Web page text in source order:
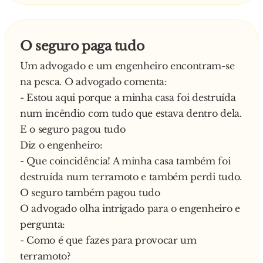
- “Sua mula estava muito mal e eu tive que a
abater. E o senhor, como é que se está a sentir?”
- Aí eu pensei bem e disse: … Eu?… Eu estou
óptimo! (Ia dizer o quê? Que estava mal, não?)
O seguro paga tudo
Um advogado e um engenheiro encontram-se
na pesca. O advogado comenta:
- Estou aqui porque a minha casa foi destruída
num incêndio com tudo que estava dentro dela.
E o seguro pagou tudo
Diz o engenheiro:
- Que coincidência! A minha casa também foi
destruída num terramoto e também perdi tudo.
O seguro também pagou tudo
O advogado olha intrigado para o engenheiro e
pergunta:
- Como é que fazes para provocar um
terramoto?